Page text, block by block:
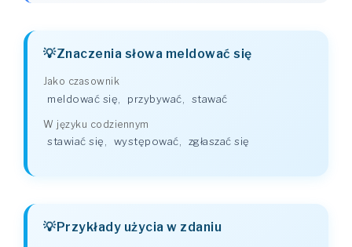
Znaczenia słowa meldować się
Jako czasownik
meldować się przybywać stawać
W języku codziennym
stawiać się, występować, zgłaszać się
Przykłady użycia w zdaniu